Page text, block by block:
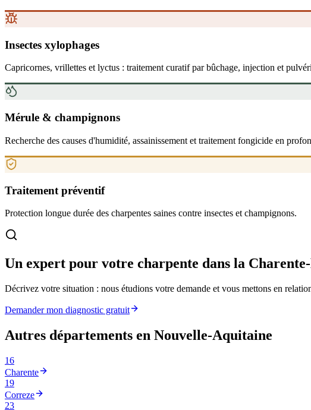
Insectes xylophages
Capricornes, vrillettes et lyctus : traitement curatif par bûchage, injection et
Mérule & champignons
Recherche des causes d'humidité, assainissement et traitement fongicide en
Traitement préventif
Protection longue durée des charpentes saines contre insectes et champignons.
Un expert pour votre charpente dans la
Décrivez votre situation : nous étudions votre demande et vous mettons en
Demander mon diagnostic gratuit
Autres départements en Nouvelle-Aquitaine
16
Charente
19
Correze
23